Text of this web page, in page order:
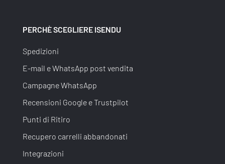
PERCHÈ SCEGLIERE ISENDU
Spedizioni
E-mail e WhatsApp post vendita
Campagne WhatsApp
Recensioni Google e Trustpilot
Punti di Ritiro
Recupero carrelli abbandonati
Integrazioni